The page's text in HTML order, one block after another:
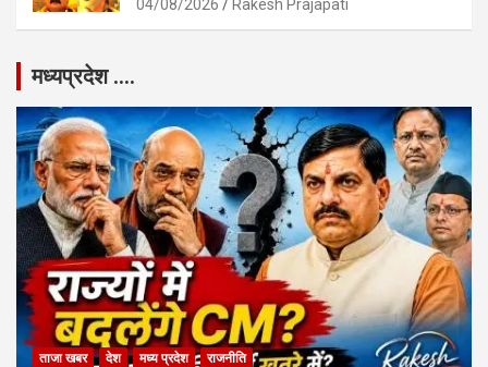
04/08/2026 Rakesh Prajapati
मध्यप्रदेश ….
ताजा खबर देश मध्य प्रदेश राजनीति